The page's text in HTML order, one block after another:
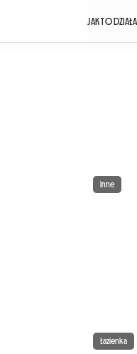
JAK TO
Inne
Łazienka